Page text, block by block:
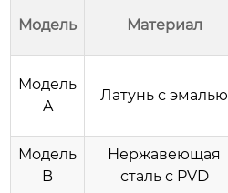
Модель Материал
Модель
A
Латунь с эмалью
Модель
B
Нержавеющая
сталь с PVD